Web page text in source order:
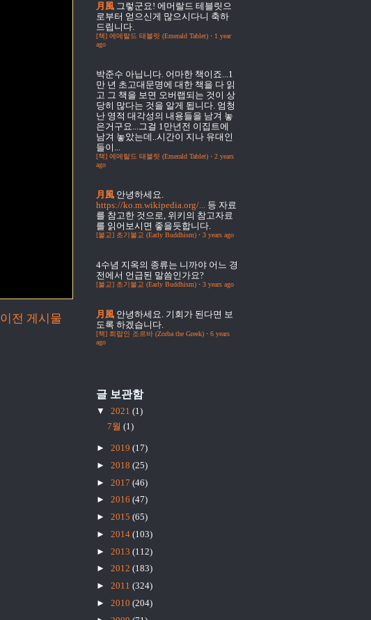
이전 게시물
月風 그렇군요! 에머랄드 테블릿으
로부터 얻으신게 많으시다니 축하
드립니다.
[책] 에메랄드 태블릿 (Emerald Tablet) · 1 year
ago
박준수 아닙니다. 어마한 책이죠...1
만 년 초고대문명에 대한 책을 다 읽
고 그 책을 보면 오버랩되는 것이 상
당히 많다는 것을 알게 됩니다. 엄청
난 영적 대각성의 내용들을 남겨 놓
은거구요...그걸 1만년전 이집트에
남겨 놓았는데..시간이 지나 유대인
들이...
[책] 에메랄드 태블릿 (Emerald Tablet) · 2 years
ago
月風 안녕하세요.
https://ko.m.wikipedia.org/... 등 자료
를 참고한 것으로, 위키의 참고자료
를 읽어보시면 좋을듯합니다.
[불교] 초기불교 (Early Buddhism) · 3 years ago
4수념 지옥의 종류는 니까야 어느 경
전에서 언급된 말씀인가요?
[불교] 초기불교 (Early Buddhism) · 3 years ago
月風 안녕하세요. 기회가 된다면 보
도록 하겠습니다.
[책] 희랍인 조르바 (Zorba the Greek) · 6 years
ago
글 보관함
▼ 2021 (1)
7월 (1)
► 2019 (17)
► 2018 (25)
► 2017 (46)
► 2016 (47)
► 2015 (65)
► 2014 (103)
► 2013 (112)
► 2012 (183)
► 2011 (324)
► 2010 (204)